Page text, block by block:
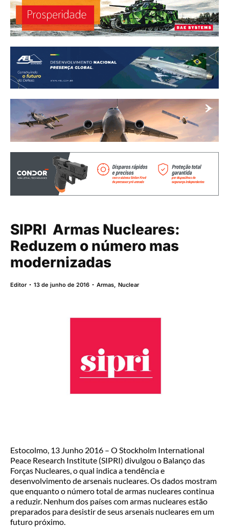
SIPRI  Armas Nucleares:
Reduzem o número mas
modernizadas
Editor 13 de junho de 2016 Armas,Nuclear
Estocolmo, 13 Junho 2016 – O Stockholm International
Peace Research Institute (SIPRI) divulgou o Balanço das
Forças Nucleares, o qual indica a tendência e
desenvolvimento de arsenais nucleares. Os dados mostram
que enquanto o número total de armas nucleares continua
a reduzir. Nenhum dos países com armas nucleares estão
preparados para desistir de seus arsenais nucleares em um
futuro próximo.